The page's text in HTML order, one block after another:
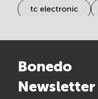
tc electronic
Arturia
the t.bone
Bonedo
Newsletter